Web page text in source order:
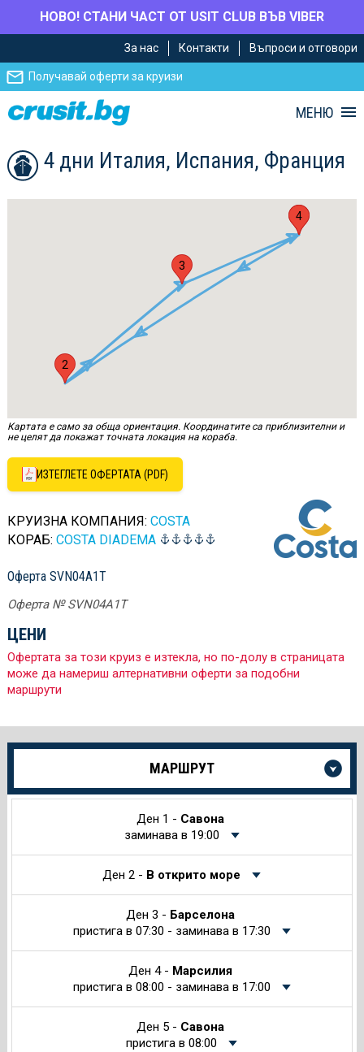
НОВО! СТАНИ ЧАСТ ОТ USIT CLUB ВЪВ VIBER
главното
съдържание
Навигацията
За нас Контакти Въпроси и отговори
Получавай оферти за круизи
МЕНЮ
4 дни Италия, Испания, Франция
1
2
3
4
Картата е само за обща ориентация. Координатите са приблизителни и
не целят да покажат точната локация на кораба.
ИЗТЕГЛЕТЕ ОФЕРТАТА (PDF)
КРУИЗНА КОМПАНИЯ: COSTA
КОРАБ: COSTA DIADEMA
Оферта SVN04A1T
Оферта № SVN04A1T
ЦЕНИ
Офертата за този круиз е изтекла, но по-долу в страницата
може да намериш алтернативни оферти за подобни
маршрути
Още
за
МАРШРУТ
Ден 1 - Савона
заминава в 19:00
Ден 2 - В открито море
Ден 3 - Барселона
пристига в 07:30 - заминава в 17:30
Ден 4 - Марсилия
пристига в 08:00 - заминава в 17:00
Ден 5 - Савона
пристига в 08:00